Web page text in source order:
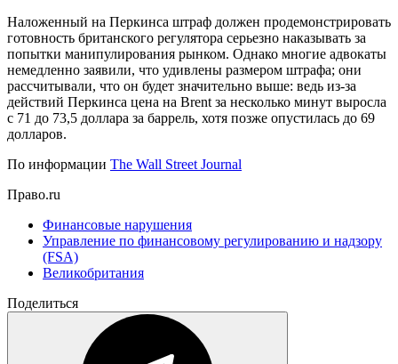
Наложенный на Перкинса штраф должен продемонстрировать
готовность британского регулятора серьезно наказывать за
попытки манипулирования рынком. Однако многие адвокаты
немедленно заявили, что удивлены размером штрафа; они
рассчитывали, что он будет значительно выше: ведь из-за
действий Перкинса цена на Brent за несколько минут выросла
с 71 до 73,5 доллара за баррель, хотя позже опустилась до 69
долларов.
По информации The Wall Street Journal
Право.ru
Финансовые нарушения
Управление по финансовому регулированию и надзору
(FSA)
Великобритания
Поделиться